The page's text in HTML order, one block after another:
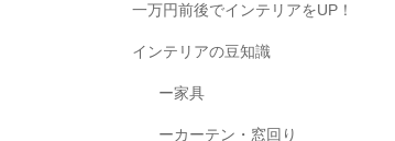
一万円前後でインテリアをUP！
インテリアの豆知識
ー家具
ーカーテン・窓回り